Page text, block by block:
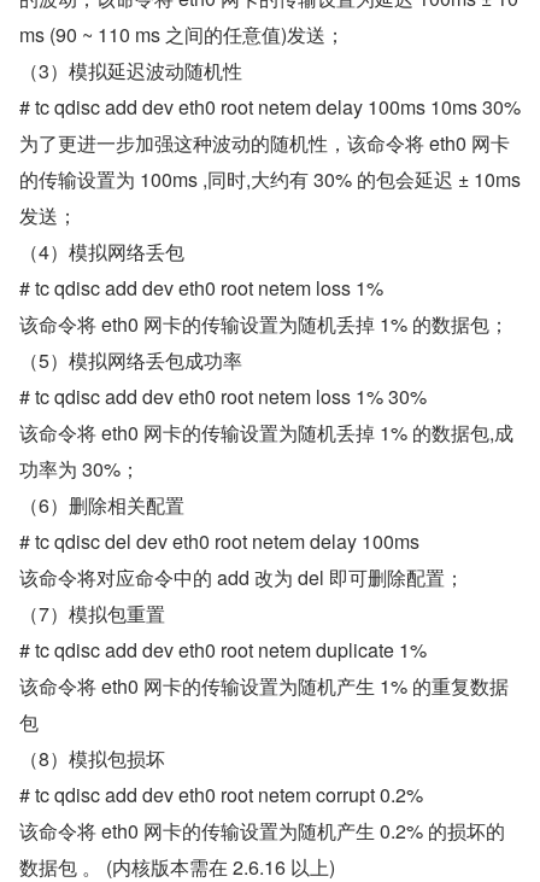
ms (90 ~ 110 ms 之间的任意值)发送；
（3）模拟延迟波动随机性
# tc qdisc add dev eth0 root netem delay 100ms 10ms 30%
为了更进一步加强这种波动的随机性，该命令将 eth0 网卡
的传输设置为 100ms ,同时,大约有 30% 的包会延迟 ± 10ms
发送；
（4）模拟网络丢包
# tc qdisc add dev eth0 root netem loss 1%
该命令将 eth0 网卡的传输设置为随机丢掉 1% 的数据包；
（5）模拟网络丢包成功率
# tc qdisc add dev eth0 root netem loss 1% 30%
该命令将 eth0 网卡的传输设置为随机丢掉 1% 的数据包,成
功率为 30%；
（6）删除相关配置
# tc qdisc del dev eth0 root netem delay 100ms
该命令将对应命令中的 add 改为 del 即可删除配置；
（7）模拟包重置
# tc qdisc add dev eth0 root netem duplicate 1%
该命令将 eth0 网卡的传输设置为随机产生 1% 的重复数据
包
（8）模拟包损坏
# tc qdisc add dev eth0 root netem corrupt 0.2%
该命令将 eth0 网卡的传输设置为随机产生 0.2% 的损坏的
数据包 。 (内核版本需在 2.6.16 以上)